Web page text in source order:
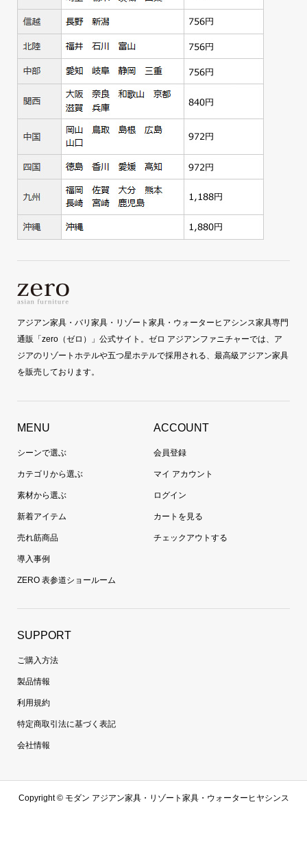
アジアン家具・バリ家具・リゾート家具・ウォーターヒアシンス家具専門
通販「zero（ゼロ）」公式サイト。ゼロ アジアンファニチャーでは、ア
ジアのリゾートホテルや五つ星ホテルで採用される、最高級アジアン家具
を販売しております。
MENU
シーンで選ぶ
カテゴリから選ぶ
素材から選ぶ
新着アイテム
売れ筋商品
導入事例
ZERO 表参道ショールーム
ACCOUNT
会員登録
マイ アカウント
ログイン
カートを見る
チェックアウトする
SUPPORT
ご購入方法
製品情報
利用規約
特定商取引法に基づく表記
会社情報
Copyright ©モダン アジアン家具・リゾート家具・ウォーターヒヤシンス